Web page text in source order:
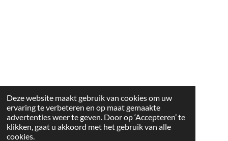
Deze website maakt gebruik van cookies om uw
ervaring te verbeteren en op maat gemaakte
advertenties weer te geven. Door op ‘Accepteren’ te
klikken, gaat u akkoord met het gebruik van alle
cookies.